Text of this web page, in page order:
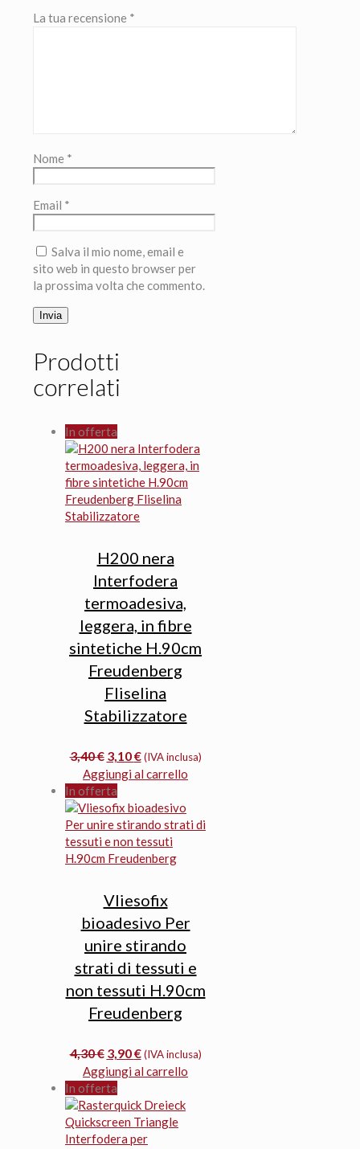
La tua recensione *
Nome *
Email *
Salva il mio nome, email e
sito web in questo browser per
la prossima volta che commento.
Prodotti
correlati
In offerta
H200 nera
Interfodera
termoadesiva,
leggera, in fibre
sintetiche H.90cm
Freudenberg
Fliselina
Stabilizzatore
3,40€ Il
prezzo
originale
era:
3,40 €.
3,10€Il
prezzo
è:
3,10 €.
(IVA inclusa)
Aggiungi al carrello
In offerta
Vliesofix
bioadesivo Per
unire stirando
strati di tessuti e
non tessuti H.90cm
Freudenberg
4,30€ Il
prezzo
originale
era:
4,30 €.
3,90€Il
prezzo
è:
3,90 €.
(IVA inclusa)
Aggiungi al carrello
In offerta